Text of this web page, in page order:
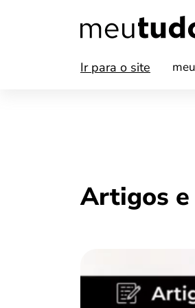
Ir para o site
Artigos e